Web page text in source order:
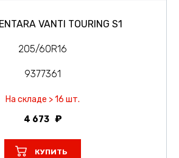
VANTI TOURING S1
205/60R16
9377361
На складе > 16 шт.
4 673
КУПИТЬ